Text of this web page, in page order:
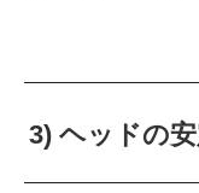
3) ヘッドの